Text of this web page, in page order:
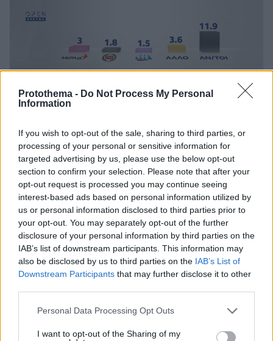
Protothema - Do Not Process My Personal
Information
If you wish to opt-out of the sale, sharing to third parties, or
processing of your personal or sensitive information for
targeted advertising by us, please use the below opt-out
section to confirm your selection. Please note that after your
opt-out request is processed you may continue seeing
interest-based ads based on personal information utilized by
us or personal information disclosed to third parties prior to
your opt-out. You may separately opt-out of the further
disclosure of your personal information by third parties on the
IAB’s list of downstream participants. This information may
also be disclosed by us to third parties on the IAB’s List of
Downstream Participants that may further disclose it to other
Please note that this website/app uses one or more Google
not limited to your visit or usage behaviour. You may click to
Personal Data Processing Opt Outs
I want to opt-out of the Sharing of my
Ειδήσεις σήμερα:
Αστυνομική επιχείρηση στη Λέσβο για τη
μεταφορά των μεταναστών στο Καρά Τεπέ -
Δείτε βίντεο
Κακοκαιρία «Ιανός»: Τα τέσσερα σενάρια για
την πορεία της καταιγίδας
Γιώργος Μαυρίδης: Μας είχαν σε ένα κελί στο
Μεξικό χωρίς νερό και φαγητό - Δείτε βίντεο
Ακολουθήστε τοprotothema.gr στο Google News